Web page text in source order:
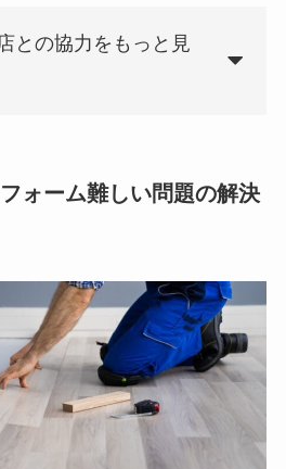
との協力をもっと見
ォーム難しい問題の解決